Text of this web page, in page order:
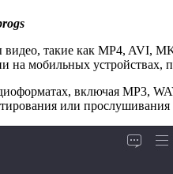
такие как MP4, AVI,
на мобильных устройствах,
включая MP3,
или